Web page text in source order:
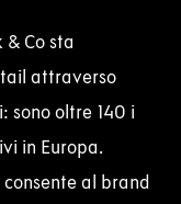
Co sta
attraverso
sono oltre 140 i
in Europa.
al brand